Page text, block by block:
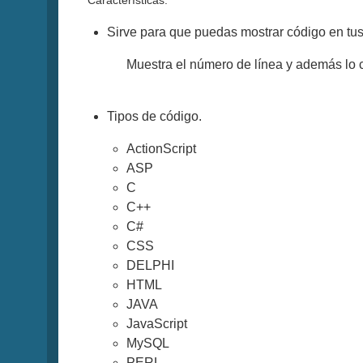
Sirve para que puedas mostrar código en
Muestra el número de línea y además lo
Tipos de código.
ActionScript
ASP
C
C++
C#
CSS
DELPHI
HTML
JAVA
JavaScript
MySQL